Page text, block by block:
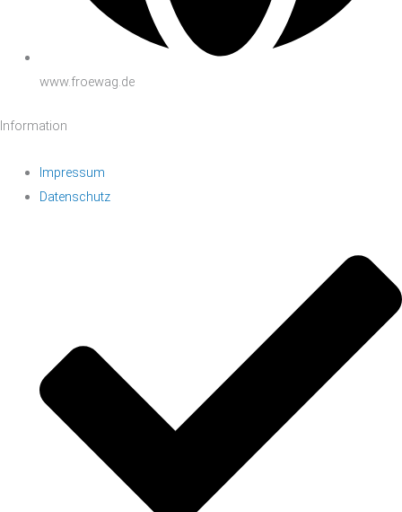
www.froewag.de
Information
Impressum
Datenschutz